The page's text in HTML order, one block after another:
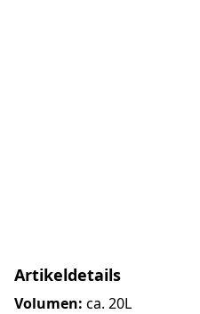
Artikeldetails
Volumen: ca. 20L